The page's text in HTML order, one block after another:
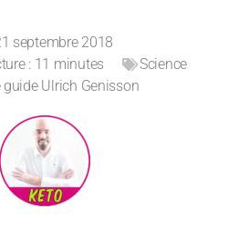
septembre 2018
: 11 minutes
Science
guideUlrich Genisson